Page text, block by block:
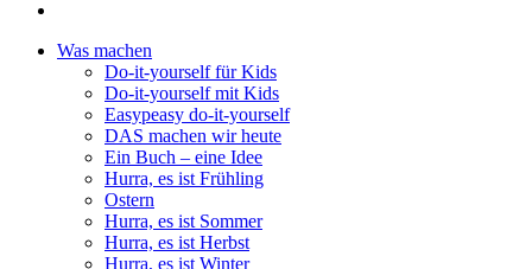
Was machen
Do-it-yourself für Kids
Do-it-yourself mit Kids
Easypeasy do-it-yourself
DAS machen wir heute
Ein Buch – eine Idee
Hurra, es ist Frühling
Ostern
Hurra, es ist Sommer
Hurra, es ist Herbst
Hurra, es ist Winter